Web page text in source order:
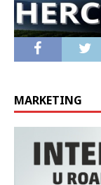
odustale od
MARKETING